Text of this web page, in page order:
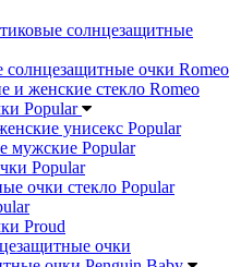
солнцезащитные
очки Romeo
и женские стекло Romeo
Popular
унисекс Popular
мужские Popular
Popular
очки стекло Popular
Proud
очки